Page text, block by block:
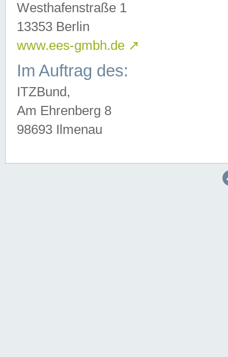
Westhafenstraße 1
13353 Berlin
www.ees-gmbh.de ↗
Im Auftrag des:
ITZBund,
Am Ehrenberg 8
98693 Ilmenau